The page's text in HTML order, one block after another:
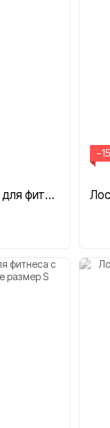
Лосины с Пуш Ап эффектом для фитнеса в рубчик LILAFIT черные размер S